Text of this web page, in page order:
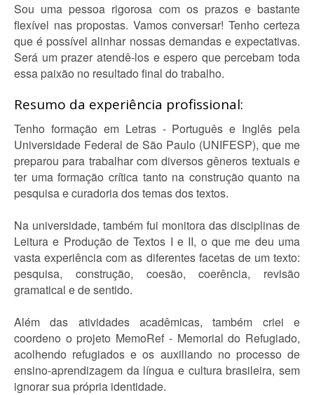
Sou uma pessoa rigorosa com os prazos e bastante
flexível nas propostas. Vamos conversar! Tenho certeza
que é possível alinhar nossas demandas e expectativas.
Será um prazer atendê-los e espero que percebam toda
essa paixão no resultado final do trabalho.
Resumo da experiência profissional:
Tenho formação em Letras - Português e Inglês pela
Universidade Federal de São Paulo (UNIFESP), que me
preparou para trabalhar com diversos gêneros textuais e
ter uma formação crítica tanto na construção quanto na
pesquisa e curadoria dos temas dos textos.
Na universidade, também fui monitora das disciplinas de
Leitura e Produção de Textos I e II, o que me deu uma
vasta experiência com as diferentes facetas de um texto:
pesquisa, construção, coesão, coerência, revisão
gramatical e de sentido.
Além das atividades acadêmicas, também criei e
coordeno o projeto MemoRef - Memorial do Refugiado,
acolhendo refugiados e os auxiliando no processo de
ensino-aprendizagem da língua e cultura brasileira, sem
ignorar sua própria identidade.